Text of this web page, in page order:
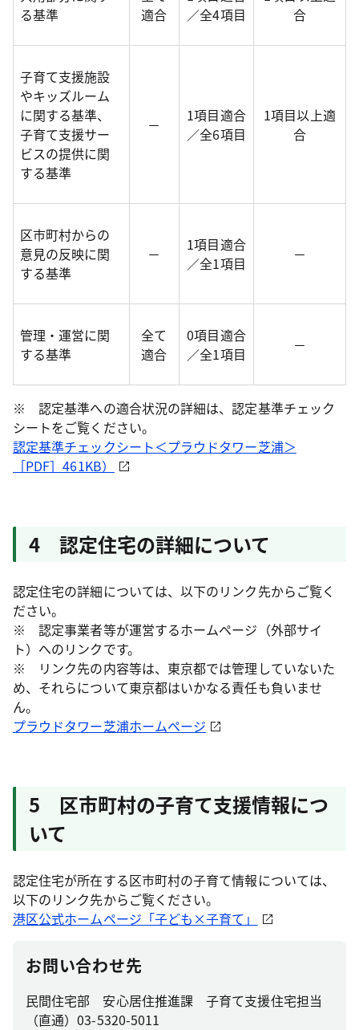
る基準
適合
／全4項目
合
子育て支援施設
やキッズルーム
に関する基準、
子育て支援サー
ビスの提供に関
する基準
－
1項目適合
／全6項目
1項目以上適
合
区市町村からの
意見の反映に関
する基準
－
1項目適合
／全1項目
－
管理・運営に関
する基準
全て
適合
0項目適合
／全1項目
－
※ 認定基準への適合状況の詳細は、認定基準チェック
シートをご覧ください。
認定基準チェックシート＜プラウドタワー芝浦＞
［PDF］461KB）
4 認定住宅の詳細について
認定住宅の詳細については、以下のリンク先からご覧く
ださい。
※ 認定事業者等が運営するホームページ（外部サイ
ト）へのリンクです。
※ リンク先の内容等は、東京都では管理していないた
め、それらについて東京都はいかなる責任も負いませ
ん。
プラウドタワー芝浦ホームページ
5 区市町村の子育て支援情報につ
いて
認定住宅が所在する区市町村の子育て情報については、
以下のリンク先からご覧ください。
港区公式ホームページ「子ども×子育て」
お問い合わせ先
民間住宅部 安心居住推進課 子育て支援住宅担当
（直通）03-5320-5011